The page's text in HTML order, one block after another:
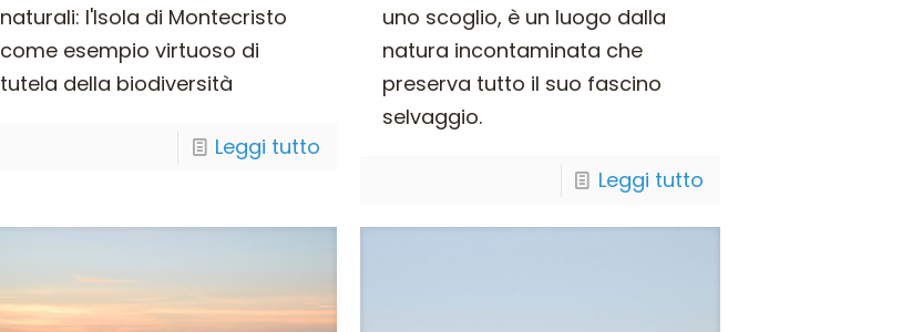
naturali: l'Isola di Montecristo
come esempio virtuoso di
tutela della biodiversità
Leggi tutto
uno scoglio, è un luogo dalla
natura incontaminata che
preserva tutto il suo fascino
selvaggio.
Leggi tutto